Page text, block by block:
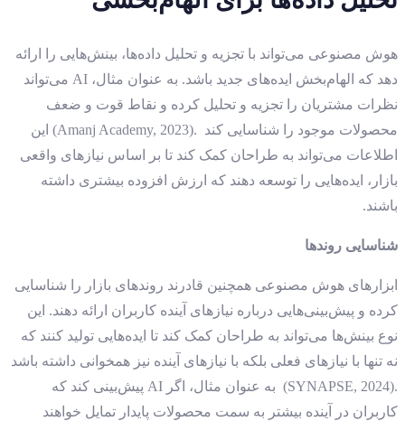
هوش مصنوعی می‌تواند با تجزیه و تحلیل داده‌ها، بینش‌هایی را ارائه
دهد که الهام‌بخش ایده‌های جدید باشد. به عنوان مثال، AI می‌تواند
نظرات مشتریان را تجزیه و تحلیل کرده و نقاط قوت و ضعف
محصولات موجود را شناسایی کند .(Amanj Academy, 2023) این
اطلاعات می‌تواند به طراحان کمک کند تا بر اساس نیازهای واقعی
بازار، ایده‌هایی را توسعه دهند که ارزش افزوده بیشتری داشته
باشند.
شناسایی روندها
ابزارهای هوش مصنوعی همچنین قادرند روندهای بازار را شناسایی
کرده و پیش‌بینی‌هایی درباره نیازهای آینده کاربران ارائه دهند. این
نوع بینش‌ها می‌تواند به طراحان کمک کند تا ایده‌هایی تولید کنند که
نه تنها با نیازهای فعلی بلکه با نیازهای آینده نیز همخوانی داشته باشد
.(SYNAPSE, 2024) به عنوان مثال، اگر AI پیش‌بینی کند که
کاربران در آینده بیشتر به سمت محصولات پایدار تمایل خواهند